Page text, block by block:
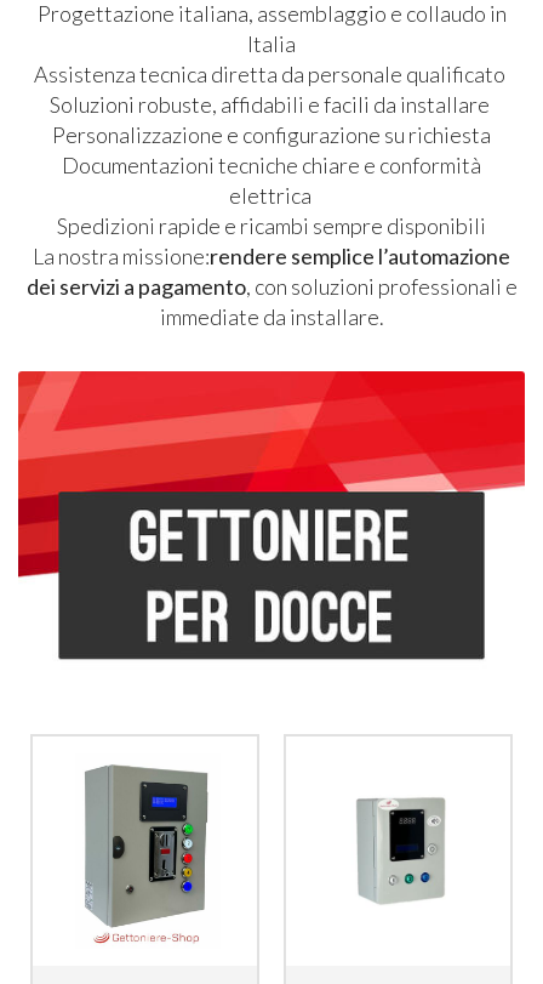
Progettazione italiana, assemblaggio e collaudo in
Italia
Assistenza tecnica diretta da personale qualificato
Soluzioni robuste, affidabili e facili da installare
Personalizzazione e configurazione su richiesta
Documentazioni tecniche chiare e conformità
elettrica
Spedizioni rapide e ricambi sempre disponibili
La nostra missione:rendere semplice l’automazione
dei servizi a pagamento, con soluzioni professionali e
immediate da installare.